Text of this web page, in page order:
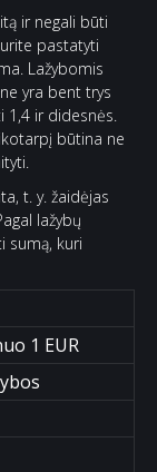
ir negali būti
pastatyti
Lažybomis
yra bent trys
1,4 ir didesnės.
būtina ne
t. y. žaidėjas
lažybų
sumą, kuri
1 EUR